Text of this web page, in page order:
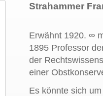
Strahammer
Erwähnt 1920. ∞
1895 Professor
der
einer
Es könnte sich